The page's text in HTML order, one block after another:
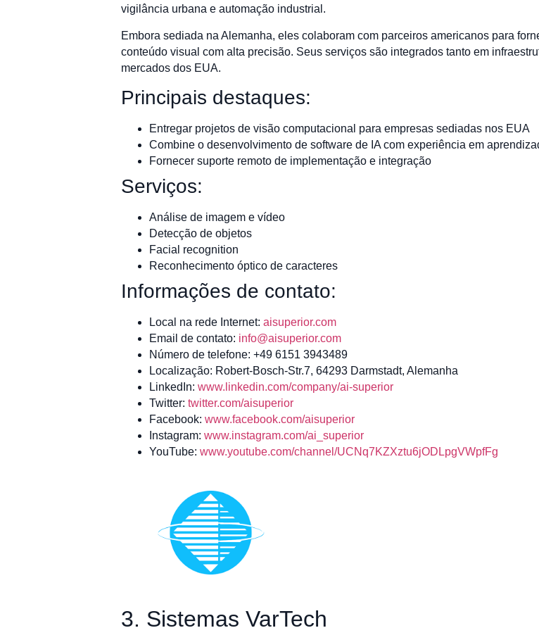
vigilância urbana e automação industrial.
Embora sediada na Alemanha, eles colaboram com parceiros americanos para
conteúdo visual com alta precisão. Seus serviços são integrados tanto em
mercados dos EUA.
Principais destaques:
Entregar projetos de visão computacional para empresas sediadas nos EUA
Combine o desenvolvimento de software de IA com experiência em
Fornecer suporte remoto de implementação e integração
Serviços:
Análise de imagem e vídeo
Detecção de objetos
Facial recognition
Reconhecimento óptico de caracteres
Informações de contato:
Local na rede Internet: aisuperior.com
Email de contato: info@aisuperior.com
Número de telefone: +49 6151 3943489
Localização: Robert-Bosch-Str.7, 64293 Darmstadt, Alemanha
LinkedIn: www.linkedin.com/company/ai-superior
Twitter: twitter.com/aisuperior
Facebook: www.facebook.com/aisuperior
Instagram: www.instagram.com/ai_superior
YouTube: www.youtube.com/channel/UCNq7KZXztu6jODLpgVWpfFg
3. Sistemas VarTech